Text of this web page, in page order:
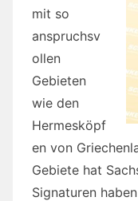
mit so
anspruchsv
ollen
Gebieten
wie den
Hermesköpf
en von
Gebiete hat
Signaturen